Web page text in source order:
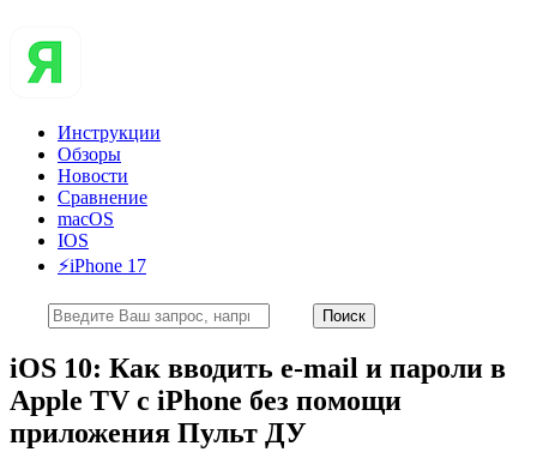
Инструкции
Обзоры
Новости
Сравнение
macOS
IOS
⚡️iPhone 17
iOS 10: Как вводить e-mail и пароли в
Apple TV с iPhone без помощи
приложения Пульт ДУ